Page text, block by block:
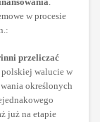
w procesie
przeliczać
polskiej walucie w
określonych
już na etapie